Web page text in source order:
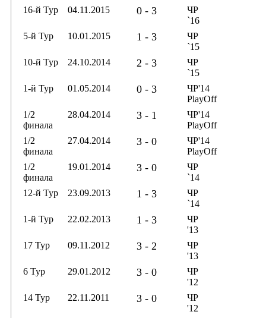
16-й Тур
04.11.2015 0 - 3
ЧР
`16
5-й Тур
10.01.2015 1 - 3
ЧР
`15
10-й Тур
24.10.2014 2 - 3
ЧР
`15
1-й Тур
01.05.2014 0 - 3
ЧР'14
PlayOff
1/2
финала
28.04.2014 3 - 1
ЧР'14
PlayOff
1/2
финала
27.04.2014 3 - 0
ЧР'14
PlayOff
1/2
финала
19.01.2014 3 - 0
ЧР
`14
12-й Тур
23.09.2013 1 - 3
ЧР
`14
1-й Тур
22.02.2013 1 - 3
ЧР
'13
17 Тур
09.11.2012 3 - 2
ЧР
'13
6 Тур
29.01.2012 3 - 0
ЧР
'12
14 Тур
22.11.2011 3 - 0
ЧР
'12